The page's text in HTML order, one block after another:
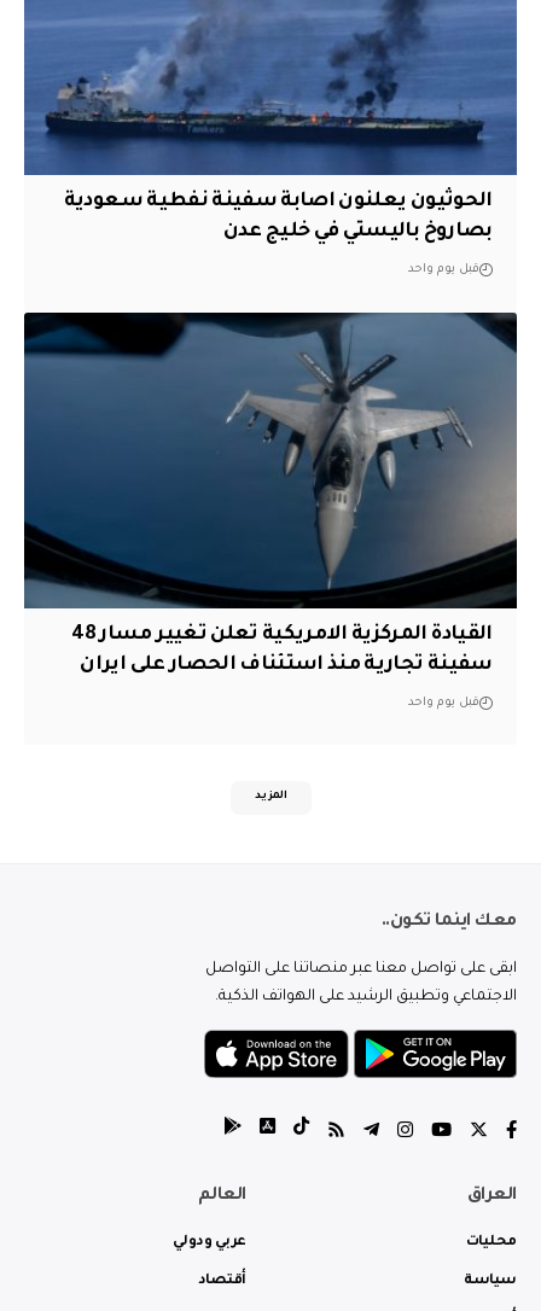
الحوثيون يعلنون اصابة سفينة نفطية سعودية
بصاروخ باليستي في خليج عدن
قبل يوم واحد
القيادة المركزية الامريكية تعلن تغيير مسار 48
سفينة تجارية منذ استئناف الحصار على ايران
قبل يوم واحد
المزيد
معك اينما تكون..
ابقى على تواصل معنا عبر منصاتنا على التواصل
الاجتماعي وتطبيق الرشيد على الهواتف الذكية.
العراق
محليات
سياسة
العالم
عربي ودولي
أقتصاد